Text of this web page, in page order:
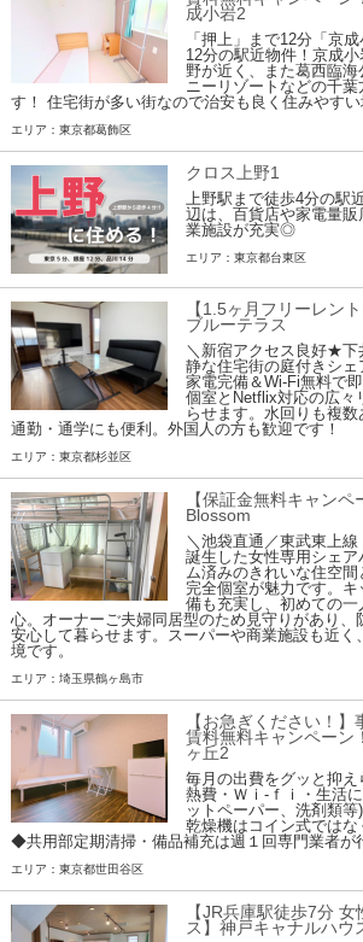
成小岩2
「押上」まで12分「京
12分の駅近物件！京成
野が近く、また葛西臨
ニーリゾートなどの千
す！ 住宅街が多い街なので治安も良く住みやすい
エリア：東京都葛飾区
クロス上野1
上野駅まで徒歩4分の駅
辺は、百貨店や家電量
業施設が充実◎
エリア：東京都台東区
【1.5ヶ月フリーレン
ブルーテラス
＼新宿アクセス良好★下
静な住宅街の庭付きシェ
家電完備＆Wi-Fi無料で
個室とNetflix対応の広々
らせます。水回りも複数
通勤・通学にも便利。外国人の方も歓迎です！
エリア：東京都杉並区
【保証金無料キャン
Blossom
＼池袋直通／東武東上線
誕生した女性専用シェ
ム済みのきれいな住空
完全個室が魅力です。
備も充実し、初めての
心。オーナーご夫婦同居型のため見守りがあり、
安心して暮らせます。スーパーや商業施設も近く
境です。
エリア：埼玉県鶴ヶ島市
【お急ぎください！】
賃料無料キャンペーン
ヶ丘2
毎月の出費をグッと抑
熱費・Ｗｉ-ｆｉ・生活
ットペーパー、洗剤類等
乾燥機はコイン式では
◆共用部定期清掃・備品補充は週１回専門業者が
エリア：東京都世田谷区
【JR兵庫駅徒歩7分
ス】神戸キャナルハウ